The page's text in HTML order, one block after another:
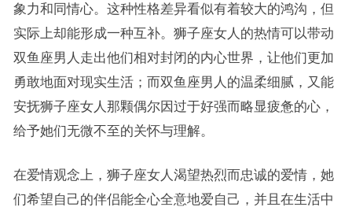
象力和同情心。这种性格差异看似有着较大的鸿沟，但
实际上却能形成一种互补。狮子座女人的热情可以带动
双鱼座男人走出他们相对封闭的内心世界，让他们更加
勇敢地面对现实生活；而双鱼座男人的温柔细腻，又能
安抚狮子座女人那颗偶尔因过于好强而略显疲惫的心，
给予她们无微不至的关怀与理解。
在爱情观念上，狮子座女人渴望热烈而忠诚的爱情，她
们希望自己的伴侣能全心全意地爱自己，并且在生活中